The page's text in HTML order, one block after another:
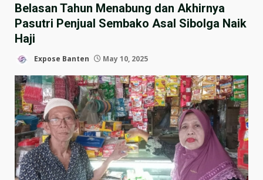
Belasan Tahun Menabung dan Akhirnya
Pasutri Penjual Sembako Asal Sibolga Naik
Haji
Expose Banten May 10, 2025